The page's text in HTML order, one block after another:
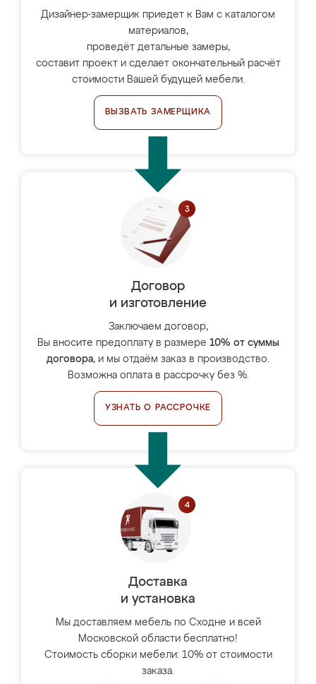
Дизайнер-замерщик приедет к Вам с каталогом
материалов,
проведёт детальные замеры,
составит проект и сделает окончательный расчёт
стоимости Вашей будущей мебели.
ВЫЗВАТЬ ЗАМЕРЩИКА
Договор
и изготовление
Заключаем договор,
Вы вносите предоплату в размере 10% от суммы
договора, и мы отдаём заказ в производство.
Возможна оплата в рассрочку без %.
УЗНАТЬ О РАССРОЧКЕ
Доставка
и установка
Мы доставляем мебель по Сходне и всей
Московской области бесплатно!
Стоимость сборки мебели: 10% от стоимости
заказа.